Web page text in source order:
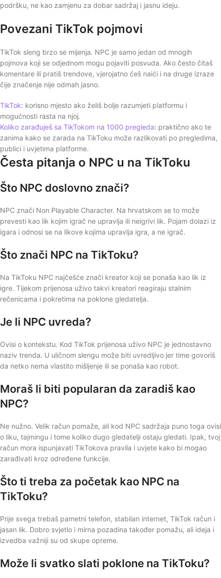
podršku, ne kao zamjenu za dobar sadržaj i jasnu ideju.
Povezani TikTok pojmovi
TikTok sleng brzo se mijenja. NPC je samo jedan od mnogih
pojmova koji se odjednom mogu pojaviti posvuda. Ako često čitaš
komentare ili pratiš trendove, vjerojatno ćeš naići i na druge izraze
čije značenje nije odmah jasno.
TikTok: korisno mjesto ako želiš bolje razumjeti platformu i
mogućnosti rasta na njoj.
Koliko zarađuješ sa TikTokom na 1000 pregleda: praktično ako te
zanima kako se zarada na TikToku može razlikovati po pregledima,
publici i uvjetima platforme.
Česta pitanja o NPC u na TikToku
Što NPC doslovno znači?
NPC znači Non Playable Character. Na hrvatskom se to može
prevesti kao lik kojim igrač ne upravlja ili neigrivi lik. Pojam dolazi iz
igara i odnosi se na likove kojima upravlja igra, a ne igrač.
Što znači NPC na TikToku?
Na TikToku NPC najčešće znači kreator koji se ponaša kao lik iz
igre. Tijekom prijenosa uživo takvi kreatori reagiraju stalnim
rečenicama i pokretima na poklone gledatelja.
Je li NPC uvreda?
Ovisi o kontekstu. Kod TikTok prijenosa uživo NPC je jednostavno
naziv trenda. U uličnom slengu može biti uvredljivo jer time govoriš
da netko nema vlastito mišljenje ili se ponaša kao robot.
Moraš li biti popularan da zaradiš kao
NPC?
Ne nužno. Velik račun pomaže, ali kod NPC sadržaja puno toga ovisi
o liku, tajmingu i tome koliko dugo gledatelji ostaju gledati. Ipak, tvoj
račun mora ispunjavati TikTokova pravila i uvjete kako bi mogao
zarađivati kroz određene funkcije.
Što ti treba za početak kao NPC na
TikToku?
Prije svega trebaš pametni telefon, stabilan internet, TikTok račun i
jasan lik. Dobro svjetlo i mirna pozadina također pomažu, ali ideja i
izvedba važniji su od skupe opreme.
Može li svatko slati poklone na TikToku?